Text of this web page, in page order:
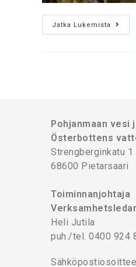
Jatka Lukemista
Pohjanmaan vesi
Österbottens
Strengberginkatu 1
68600 Pietarsaari
Toiminnanjohtaja
Heli Jutila
puh./tel. 0400 924